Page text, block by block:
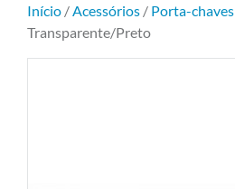
Início /Acessórios / Porta-chaves
Transparente/Preto